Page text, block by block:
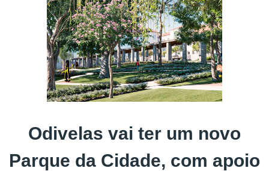
Odivelas vai ter um novo
Parque da Cidade, com apoio